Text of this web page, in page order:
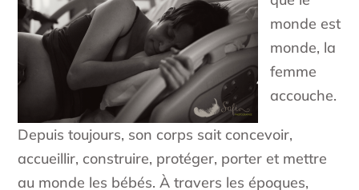
monde est
monde, la
femme
accouche.
Depuis toujours, son corps sait concevoir,
accueillir, construire, protéger, porter et mettre
au monde les bébés. À travers les époques,